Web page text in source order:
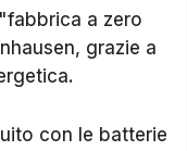
a zero
grazie a
con le batterie